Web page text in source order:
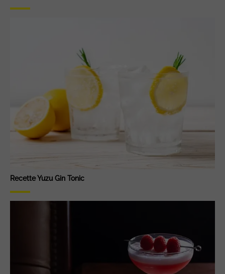
Recette Yuzu Gin Tonic